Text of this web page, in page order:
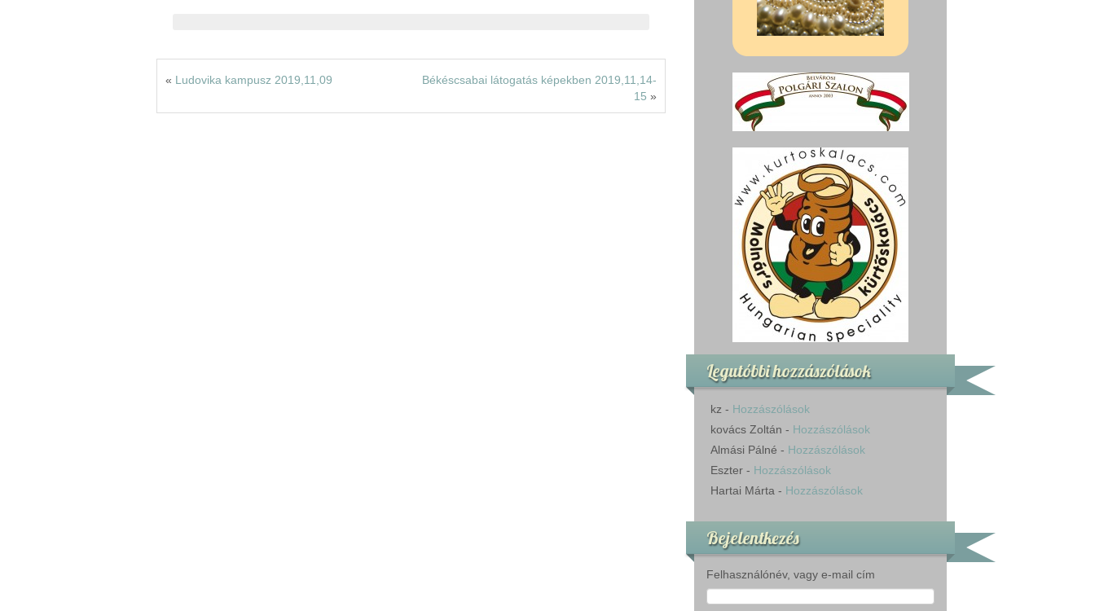
« Ludovika kampusz 2019,11,09
Békéscsabai látogatás képekben 2019,11,14-
15 »
Legutóbbi hozzászólások
kz - Hozzászólások
kovács Zoltán - Hozzászólások
Almási Pálné - Hozzászólások
Eszter - Hozzászólások
Hartai Márta - Hozzászólások
Bejelentkezés
Felhasználónév, vagy e-mail cím